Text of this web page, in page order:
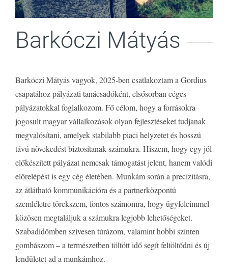
Barkóczi Mátyás
Barkóczi Mátyás vagyok, 2025-ben csatlakoztam a Gordius
csapatához pályázati tanácsadóként, elsősorban céges
pályázatokkal foglalkozom. Fő célom, hogy a forrásokra
jogosult magyar vállalkozások olyan fejlesztéseket tudjanak
megvalósítani, amelyek stabilabb piaci helyzetet és hosszú
távú növekedést biztosítanak számukra. Hiszem, hogy egy jól
előkészített pályázat nemcsak támogatást jelent, hanem valódi
előrelépést is egy cég életében. Munkám során a precizitásra,
az átlátható kommunikációra és a partnerközpontú
szemléletre törekszem, fontos számomra, hogy ügyfeleimmel
közösen megtaláljuk a számukra legjobb lehetőségeket.
Szabadidőmben szívesen túrázom, valamint hobbi szinten
gombászom – a természetben töltött idő segít feltöltődni és új
lendületet ad a munkámhoz.